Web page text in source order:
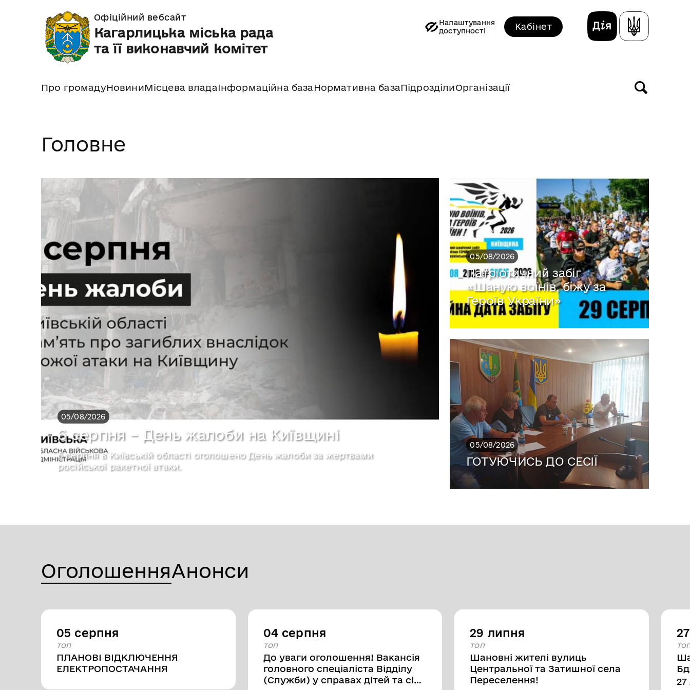
Офіційний вебсайт
Кагарлицька міська рада
та її виконавчий комітет
Налаштування
доступності
Кабінет
Про громадуНовиниМісцева владаІнформаційна база Нормативна базаПідрозділиОрганізації
Головне
05/08/2026
6 серпня – День жалоби на Київщині
6 серпня в Київській області оголошено День жалоби за жертвами
російської ракетної атаки.
05/08/2026
Патріотичний забіг
«Шаную воїнів, біжу за
Героїв України»
05/08/2026
ГОТУЮЧИСЬ ДО СЕСІЇ
ОголошенняАнонси
05 серпня
топ
ПЛАНОВІ ВІДКЛЮЧЕННЯ
ЕЛЕКТРОПОСТАЧАННЯ
04 серпня
топ
До уваги оголошення! Вакансія
головного спеціаліста Відділу
(Служби) у справах дітей та сім’ї
29 липня
топ
Шановні жителі вулиць
Центральної та Затишної села
Переселення!